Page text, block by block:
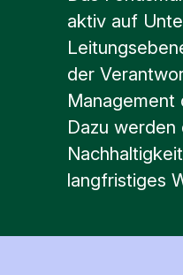
aktiv auf
der
Management
Dazu
langfristiges